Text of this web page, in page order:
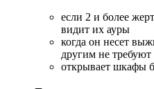
если 2 и более
видит их ауры
когда он несет
другим не требуют
открывает шкафы